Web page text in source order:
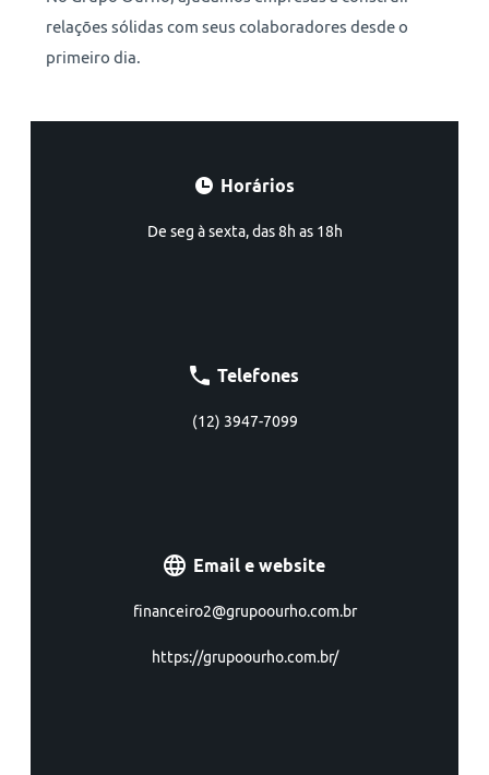
relações sólidas com seus colaboradores desde o
primeiro dia.
Horários
De seg à sexta, das 8h as 18h
Telefones
(12) 3947-7099
Email e website
financeiro2@grupoourho.com.br
https://grupoourho.com.br/